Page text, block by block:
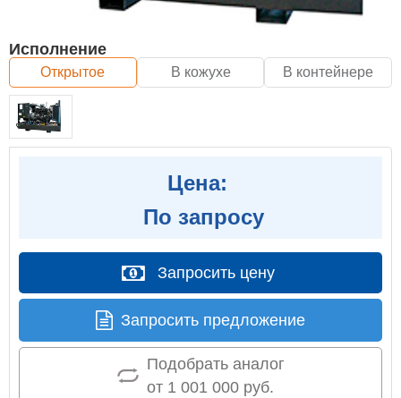
Исполнение
Открытое В кожухе В контейнере
Цена:
По запросу
Запросить цену
Запросить предложение
Подобрать аналог
от 1 001 000 руб.